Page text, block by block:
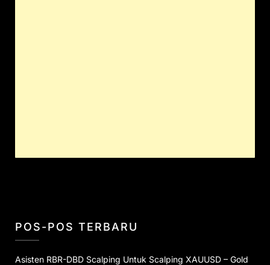
POS-POS TERBARU
Asisten RBR-DBD Scalping Untuk Scalping XAUUSD – Gold